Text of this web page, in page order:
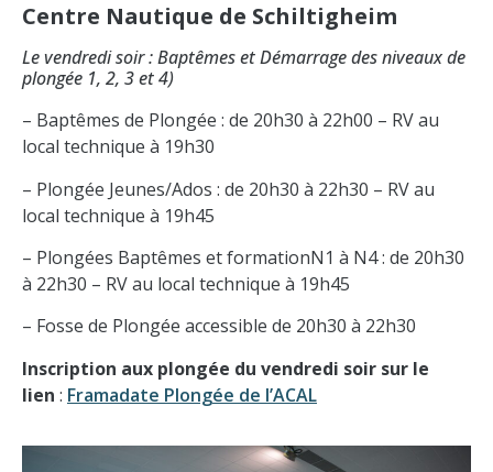
Centre Nautique de Schiltigheim
Le vendredi soir : Baptêmes et Démarrage des niveaux de
plongée 1, 2, 3 et 4)
– Baptêmes de Plongée : de 20h30 à 22h00 – RV au
local technique à 19h30
– Plongée Jeunes/Ados : de 20h30 à 22h30 – RV au
local technique à 19h45
– Plongées Baptêmes et formationN1 à N4 : de 20h30
à 22h30 – RV au local technique à 19h45
– Fosse de Plongée accessible de 20h30 à 22h30
Inscription aux plongée du vendredi soir sur le
lien : Framadate Plongée de l’ACAL